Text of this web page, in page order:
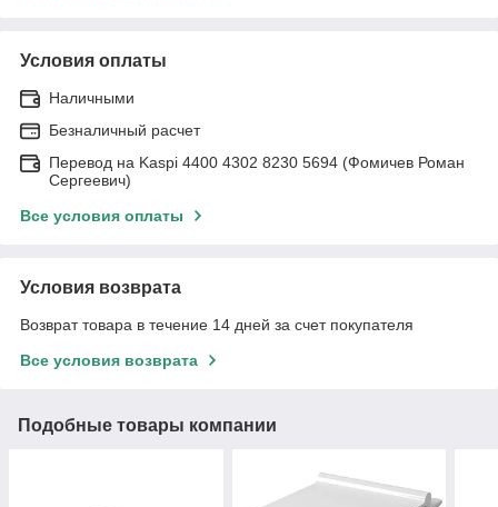
Условия оплаты
Наличными
Безналичный расчет
Перевод на Kaspi 4400 4302 8230 5694 (Фомичев Роман
Сергеевич)
Все условия оплаты
Условия возврата
Возврат товара в течение 14 дней за счет покупателя
Все условия возврата
Подобные товары компании